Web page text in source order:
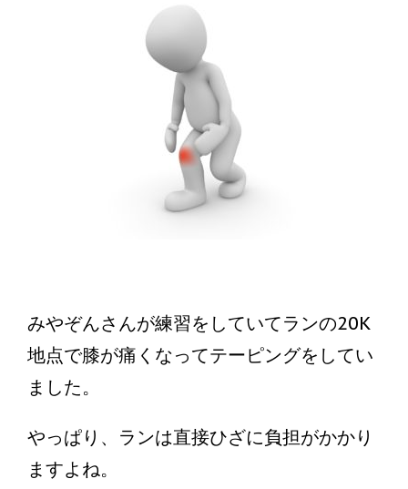
みやぞんさんが練習をしていてランの20K
地点で膝が痛くなってテーピングをしてい
ました。
やっぱり、ランは直接ひざに負担がかかり
ますよね。